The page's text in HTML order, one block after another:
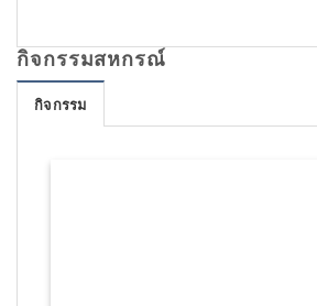
กิจกรรมสหกรณ์
กิจกรรม